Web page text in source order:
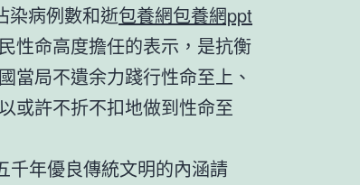
染病例數和逝包養網包養網ppt
性命高度擔任的表示，是抗衡
當局不遺余力踐行性命至上、
或許不折不扣地做到性命至
千年優良傳統文明的內涵請